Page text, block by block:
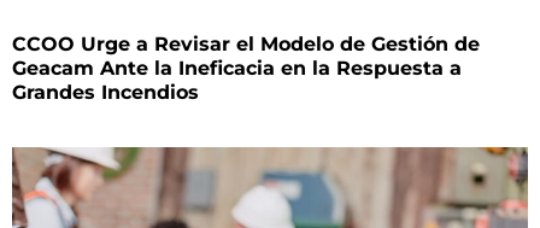
CCOO Urge a Revisar el Modelo de Gestión de
Geacam Ante la Ineficacia en la Respuesta a
Grandes Incendios